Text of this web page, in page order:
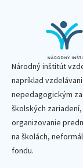
Národný inštitút
napríklad
nepedagogickým
školských
organizovanie
na školách,
fondu.